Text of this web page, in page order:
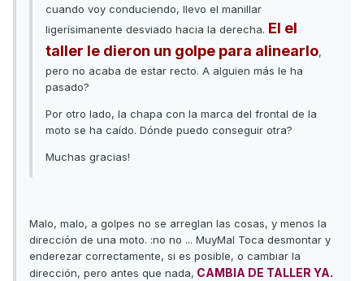
cuando voy conduciendo, llevo el manillar
ligerísimanente desviado hacia la derecha. El el
taller le dieron un golpe para alinearlo,
pero no acaba de estar recto. A alguien más le ha
pasado?
Por otro lado, la chapa con la marca del frontal de la
moto se ha caído. Dónde puedo conseguir otra?
Muchas gracias!
Malo, malo, a golpes no se arreglan las cosas, y menos la
dirección de una moto. :no no ... MuyMal Toca desmontar y
enderezar correctamente, si es posible, o cambiar la
dirección, pero antes que nada, CAMBIA DE TALLER YA.